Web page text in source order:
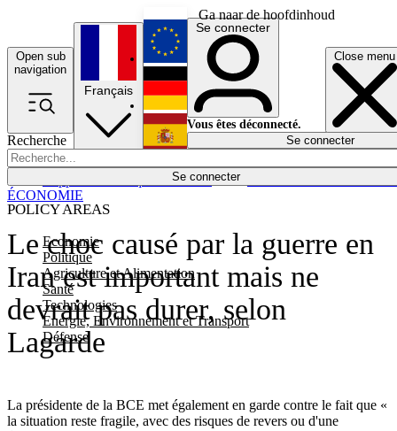
Ga naar de hoofdinhoud
Open sub
navigation
Close menu
Recherche
Se connecter
POLICY AREAS
Economie
Politique
Agriculture et Alimentation
Santé
Technologies
Energie, Environnement et Transport
Défense
Économie
Français
English
Deutsch
Español
Se connecter
Vous êtes déconnecté.
Se connecter
Le choc causé par la guerre en
Iran est important mais ne
devrait pas durer, selon
Lagarde
La présidente de la BCE met également en garde contre le fait que «
la situation reste fragile, avec des risques de revers ou d'une
ÉCONOMIE